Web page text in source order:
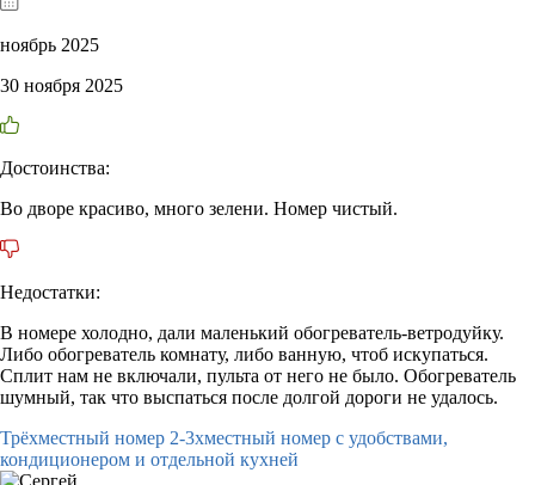
ноябрь 2025
30 ноября 2025
Достоинства:
Во дворе красиво, много зелени. Номер чистый.
Недостатки:
В номере холодно, дали маленький обогреватель-ветродуйку.
Либо обогреватель комнату, либо ванную, чтоб искупаться.
Сплит нам не включали, пульта от него не было. Обогреватель
шумный, так что выспаться после долгой дороги не удалось.
Трёхместный номер 2-3хместный номер с удобствами,
кондиционером и отдельной кухней